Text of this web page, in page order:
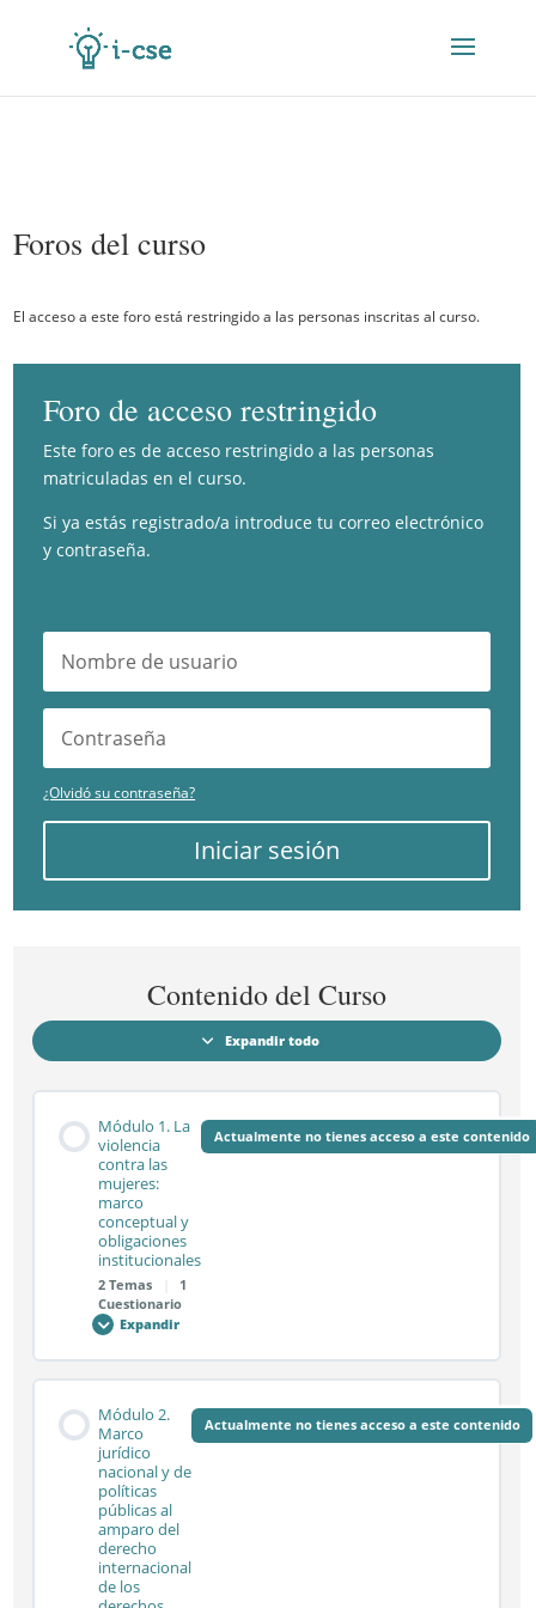
Foros del curso
El acceso a este foro está restringido a las personas inscritas al curso.
Foro de acceso restringido
Este foro es de acceso restringido a las personas
matriculadas en el curso.
Si ya estás registrado/a introduce tu correo electrónico
y contraseña.
¿Olvidó su contraseña?
Iniciar sesión
Contenido del Curso
Expandir todo
Módulos
Módulo 1. La
violencia
contra las
mujeres:
marco
conceptual y
obligaciones
institucionales
2 Temas
1
Cuestionario
Actualmente no tienes acceso a este contenido
Expandir
Módulo
La
violencia
las
mujeres:
marco
conceptual
y
obligaciones
institucionales
0% COMPLETADO 0/2 pasos
Sesión síncrona 1.1
Sesión síncrona 1.2
Módulo 2.
Marco
jurídico
nacional y de
políticas
públicas al
amparo del
derecho
internacional
de los
Actualmente no tienes acceso a este contenido